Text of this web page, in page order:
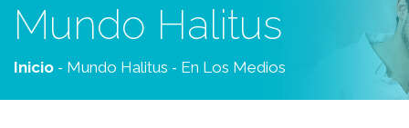
Mundo Halitus
Inicio - Mundo Halitus - En Los Medios